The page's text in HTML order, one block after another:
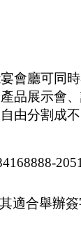
會廳可同
品展示會
由分割成
適合舉辦